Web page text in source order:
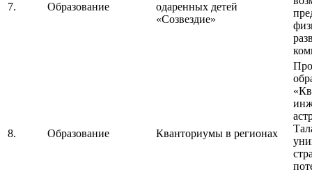
7. Образование
одаренных детей
«Созвездие»
8. Образование Кванториумы в регионах